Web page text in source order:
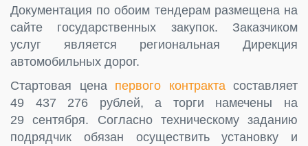
Документация по обоим тендерам размещена на
сайте государственных закупок. Заказчиком
услуг является региональная Дирекция
автомобильных дорог.
Стартовая цена первого контракта составляет
49 437 276 рублей, а торги намечены на
29 сентября. Согласно техническому заданию
подрядчик обязан осуществить установку и